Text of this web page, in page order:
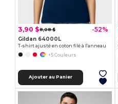
3,90 $8,08 $ -52%
Gildan 64000L
T-shirt ajusté en coton filé à l'anneau
+5 Couleurs
Ajouter au Panier